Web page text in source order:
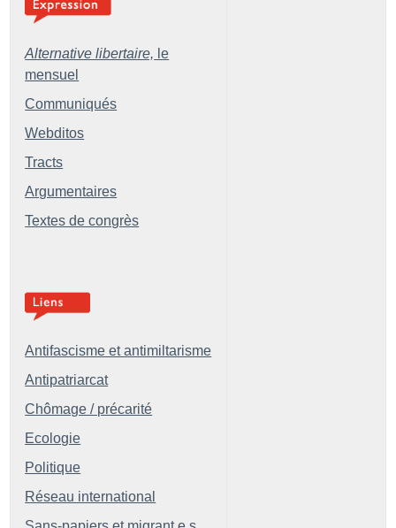
Alternative libertaire, le
mensuel
Communiqués
Webditos
Tracts
Argumentaires
Textes de congrès
Antifascisme et antimiltarisme
Antipatriarcat
Chômage / précarité
Ecologie
Politique
Réseau international